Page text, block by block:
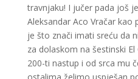
travnjaku! I jučer pada još
Aleksandar Aco Vračar
je što znači imati sreću da
za dolaskom na šestinski
200-ti nastup i od srca mu